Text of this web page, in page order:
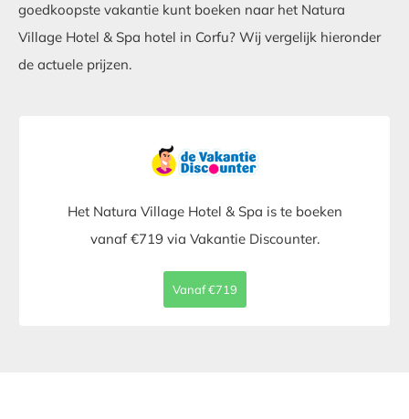
goedkoopste vakantie kunt boeken naar het Natura
Village Hotel & Spa hotel in Corfu? Wij vergelijk hieronder
de actuele prijzen.
Het Natura Village Hotel & Spa is te boeken
vanaf €719 via Vakantie Discounter.
Vanaf €719